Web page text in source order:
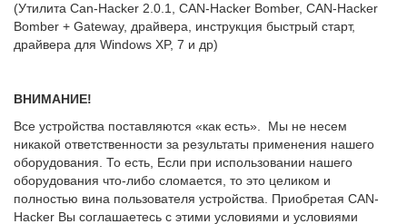
(Утилита Can-Hacker 2.0.1, CAN-Hacker Bomber, CAN-Hacker
Bomber + Gateway, драйвера, инструкция быстрый старт,
драйвера для Windows XP, 7 и др)
ВНИМАНИЕ!
Все устройства поставляются «как есть». Мы не несем
никакой ответственности за результаты применения нашего
оборудования. То есть, Если при использовании нашего
оборудования что-либо сломается, то это целиком и
полностью вина пользователя устройства. Приобретая CAN-
Hacker Вы соглашаетесь с этими условиями и условиями